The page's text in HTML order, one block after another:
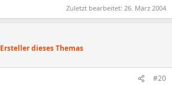
Zuletzt bearbeitet: 26. März 2004
Ersteller dieses Themas
#20